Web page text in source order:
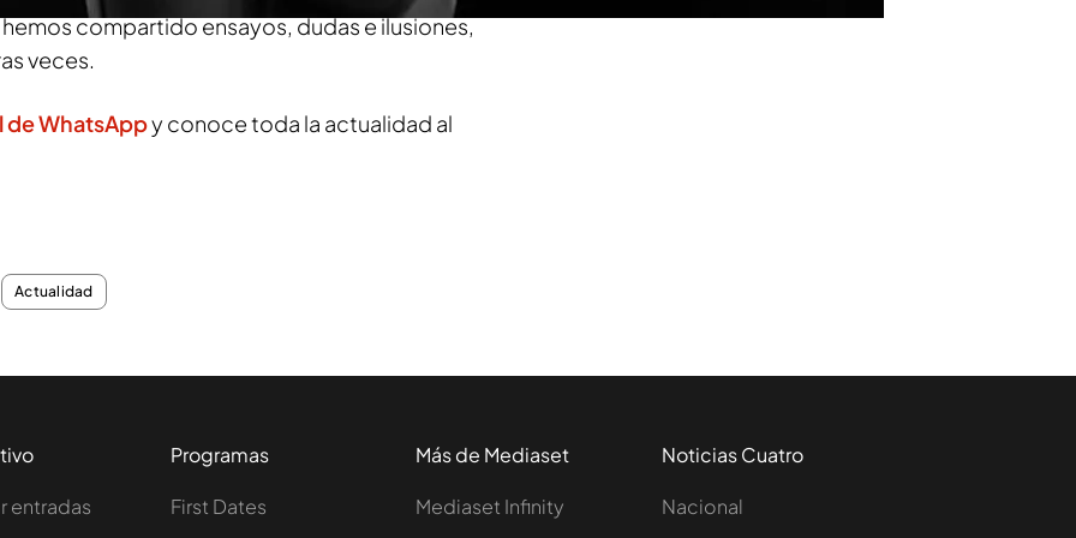
compartido ensayos, dudas e ilusiones,
veces.
de WhatsAppy conoce toda la actualidad al
Actualidad
entradas
Programas
First Dates
Más de Mediaset
Mediaset Infinity
Noticias Cuatro
Nacional